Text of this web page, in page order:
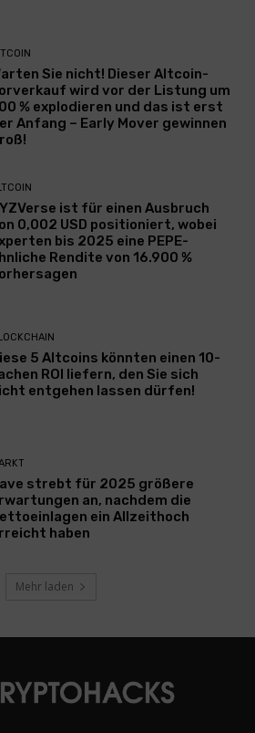
Sie nicht! Dieser Altcoin-
wird vor der Listung um
% explodieren und das ist erst
Anfang – Early Mover gewinnen
ist für einen Ausbruch
0,002 USD positioniert, wobei
bis 2025 eine PEPE-
Rendite von 16.900 %
5 Altcoins könnten einen 10-
ROI liefern, den Sie sich
entgehen lassen dürfen!
strebt für 2025 größere
an, nachdem die
ein Allzeithoch
haben
Mehr laden